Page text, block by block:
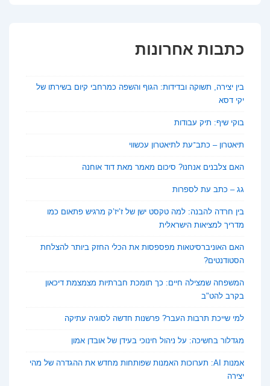
כתבות אחרונות
בין יצירה, תשוקה ובדידות: הגוף והשפה כמרחבי קיום בשירתו של
יקי דסא
בוקי שיף: תיק עבודות
תיאטרון – כתב־עת לתיאטרון עכשווי
האם צלבנים אנחנו? סיכום מאמר מאת דוד אוחנה
גג – כתב עת לספרות
בין חרדה להבנה: למה טקסט ישן של ז’יז’ק מרגיש פתאום כמו
מדריך למציאות הישראלית
האם האוניברסיטאות מפספסות את הכלי החזק ביותר להצלחת
הסטודנטים?
המשפחה שמצילה חיים: כך תומכת חברתיות מצמצמת דיכאון
בקרב להט"ב
למי שייכת תרבות העבר? פרשנות חדשה לסוגיה עתיקה
מגדלור בחשיכה: על ניהול חינוכי בעידן של אובדן אמון
אמנות AI: תערוכות האמנות שפותחות מחדש את ההגדרה של מהי
יצירה